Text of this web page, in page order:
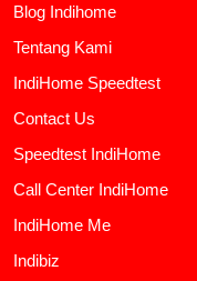
Blog Indihome
Tentang Kami
IndiHome Speedtest
Contact Us
Speedtest IndiHome
Call Center IndiHome
IndiHome Me
Indibiz